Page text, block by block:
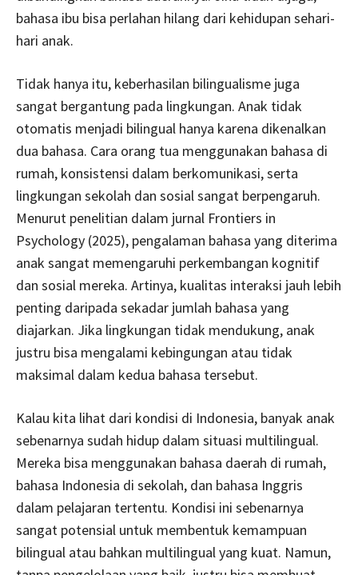
bahasa ibu bisa perlahan hilang dari kehidupan sehari-
hari anak.
Tidak hanya itu, keberhasilan bilingualisme juga
sangat bergantung pada lingkungan. Anak tidak
otomatis menjadi bilingual hanya karena dikenalkan
dua bahasa. Cara orang tua menggunakan bahasa di
rumah, konsistensi dalam berkomunikasi, serta
lingkungan sekolah dan sosial sangat berpengaruh.
Menurut penelitian dalam jurnal Frontiers in
Psychology (2025), pengalaman bahasa yang diterima
anak sangat memengaruhi perkembangan kognitif
dan sosial mereka. Artinya, kualitas interaksi jauh lebih
penting daripada sekadar jumlah bahasa yang
diajarkan. Jika lingkungan tidak mendukung, anak
justru bisa mengalami kebingungan atau tidak
maksimal dalam kedua bahasa tersebut.
Kalau kita lihat dari kondisi di Indonesia, banyak anak
sebenarnya sudah hidup dalam situasi multilingual.
Mereka bisa menggunakan bahasa daerah di rumah,
bahasa Indonesia di sekolah, dan bahasa Inggris
dalam pelajaran tertentu. Kondisi ini sebenarnya
sangat potensial untuk membentuk kemampuan
bilingual atau bahkan multilingual yang kuat. Namun,